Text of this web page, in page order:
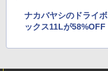
ナカバヤシのドライボ
ックス11Lが58%OFF